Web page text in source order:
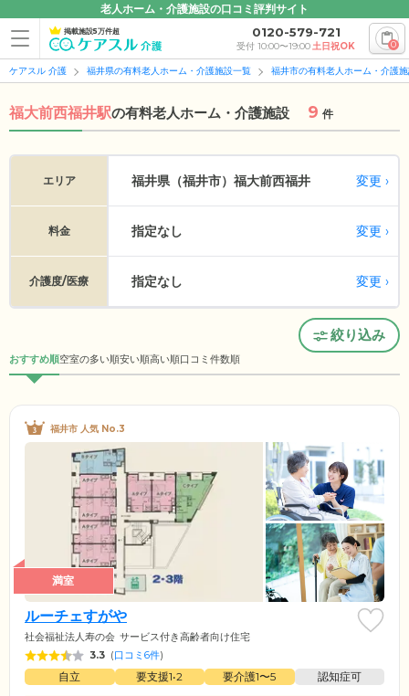
老人ホーム・介護施設の口コミ評判サイト
掲載施設5万件超 0120-579-721
受付 10:00〜19:00土日祝OK 0
ケアスル 介護 福井県の有料老人ホーム・介護施設一覧 福井市の有料老人ホーム・介護
福大前西福井駅の有料老人ホーム・介護施設 9 件
エリア 福井県（福井市） 福大前西福井 変更
料金 指定なし 変更
介護度/医療 指定なし 変更
絞り込み
おすすめ順空室の多い順安い順高い順口コミ件数順
福井市 人気 No.3
満室
ルーチェすがや
社会福祉法人寿の会 サービス付き高齢者向け住宅
3.3 (口コミ6件)
自立 要支援1•2 要介護1〜5
認知症可